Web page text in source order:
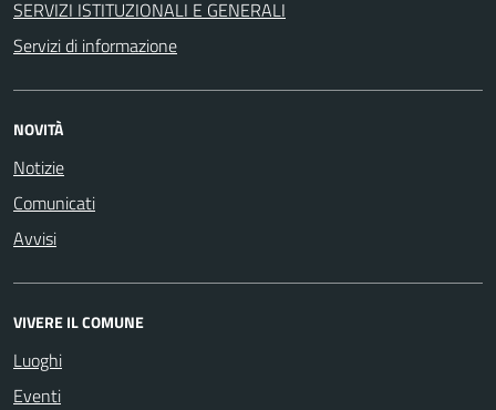
SERVIZI ISTITUZIONALI E GENERALI
Servizi di informazione
NOVITÀ
Notizie
Comunicati
Avvisi
VIVERE IL COMUNE
Luoghi
Eventi